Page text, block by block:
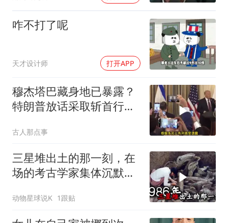
咋不打了呢
天才设计师 打开APP
穆杰塔巴藏身地已暴露？
特朗普放话采取斩首行
古人那点事
三星堆出土的那一刻，在
场的考古学家集体沉默
动物星球说K 1跟贴